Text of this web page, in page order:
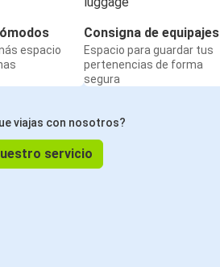
espacio
Consigna de equipajes
Espacio para guardar tus
pertenencias de forma
segura
viajas con nosotros?
servicio